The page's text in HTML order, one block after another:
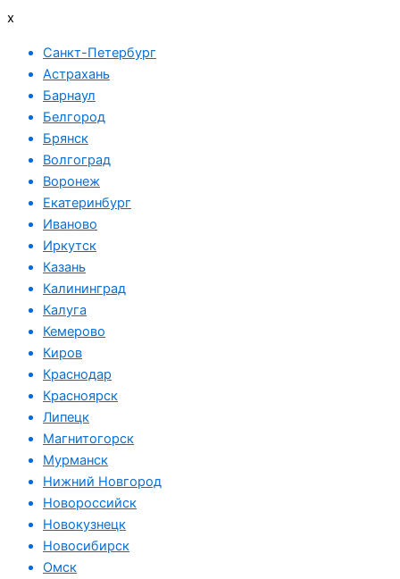
x
Санкт-Петербург
Астрахань
Барнаул
Белгород
Брянск
Волгоград
Воронеж
Екатеринбург
Иваново
Иркутск
Казань
Калининград
Калуга
Кемерово
Киров
Краснодар
Красноярск
Липецк
Магнитогорск
Мурманск
Нижний Новгород
Новороссийск
Новокузнецк
Новосибирск
Омск